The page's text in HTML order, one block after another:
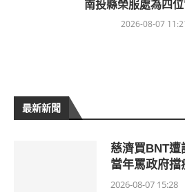
南投縣榮服處為四
2026-08-07
最新新聞
慈濟買BNT
當年罵政府擋
2026-08-07 15:28